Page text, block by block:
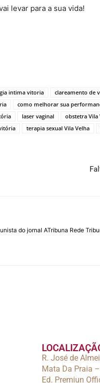
levar para a sua vida!
intima vitoria clareamento de
como melhorar sua
laser vaginal obstetra Vila
terapia sexual Vila Velha
do jornal ATribuna Rede
R. José de
Mata Da Praia
Ed. Premiun